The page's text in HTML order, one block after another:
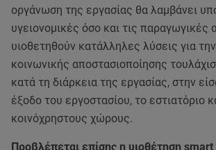
οργάνωση της εργασίας θα λαμβάνει
υγειονομικές όσο και τις παραγωγικές
υιοθετηθούν κατάλληλες λύσεις για
κοινωνικής αποστασιοποίησης
κατά τη διάρκεια της εργασίας, στην
έξοδο του εργοστασίου, το εστιατόριο
κοινόχρηστους χώρους.
Προβλέπεται επίσης η υιοθέτηση